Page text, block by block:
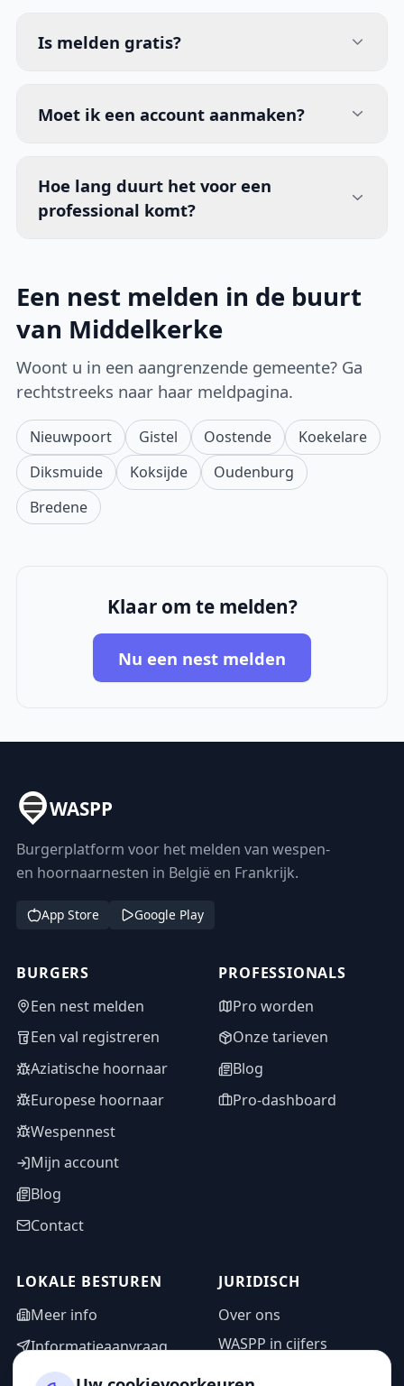
Is melden gratis?
Moet ik een account aanmaken?
Hoe lang duurt het voor een
professional komt?
Een nest melden in de buurt
van Middelkerke
Woont u in een aangrenzende gemeente? Ga
rechtstreeks naar haar meldpagina.
Nieuwpoort Gistel Oostende
Koekelare
Diksmuide
Koksijde
Oudenburg
Bredene
Klaar om te melden?
Nu een nest melden
WASPP
Burgerplatform voor het melden van wespen-
en hoornaarnesten in België en Frankrijk.
App Store Google Play
BURGERS
Een nest melden
Een val registreren
Aziatische hoornaar
Europese hoornaar
Wespennest
Mijn account
Blog
Contact
PROFESSIONALS
Pro worden
Onze tarieven
Blog
Pro-dashboard
LOKALE BESTUREN
Meer info
Informatieaanvraag
Adminzone
JURIDISCH
Over ons
WASPP in cijfers